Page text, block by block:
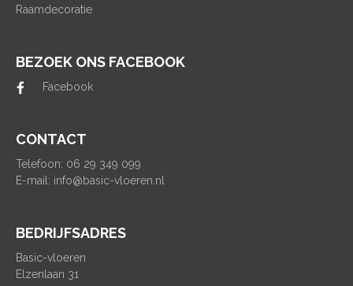
Raamdecoratie
BEZOEK ONS FACEBOOK
Facebook
CONTACT
Telefoon: 06 29 349 099
E-mail: info@basic-vloeren.nl
BEDRIJFSADRES
Basic-vloeren
Elzenlaan 31